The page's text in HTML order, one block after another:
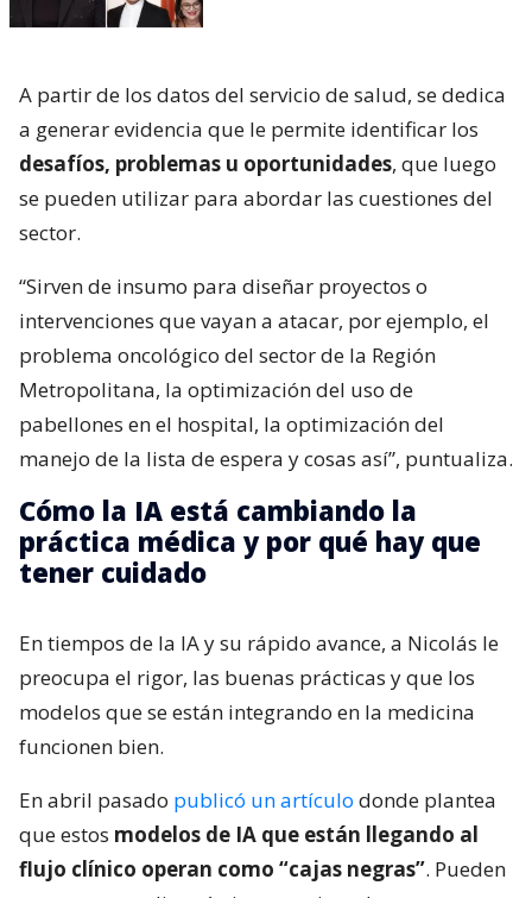
A partir de los datos del servicio de salud, se dedica
a generar evidencia que le permite identificar los
desafíos, problemas u oportunidades, que luego
se pueden utilizar para abordar las cuestiones del
sector.
“Sirven de insumo para diseñar proyectos o
intervenciones que vayan a atacar, por ejemplo, el
problema oncológico del sector de la Región
Metropolitana, la optimización del uso de
pabellones en el hospital, la optimización del
manejo de la lista de espera y cosas así”, puntualiza.
Cómo la IA está cambiando la
práctica médica y por qué hay que
tener cuidado
En tiempos de la IA y su rápido avance, a Nicolás le
preocupa el rigor, las buenas prácticas y que los
modelos que se están integrando en la medicina
funcionen bien.
En abril pasado publicó un artículo donde plantea
que estos modelos de IA que están llegando al
flujo clínico operan como “cajas negras”. Pueden